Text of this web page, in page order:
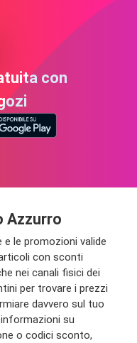
con
Azzurro
le promozioni valide
con sconti
nei canali fisici dei
per trovare i prezzi
davvero sul tuo
su
o codici sconto,